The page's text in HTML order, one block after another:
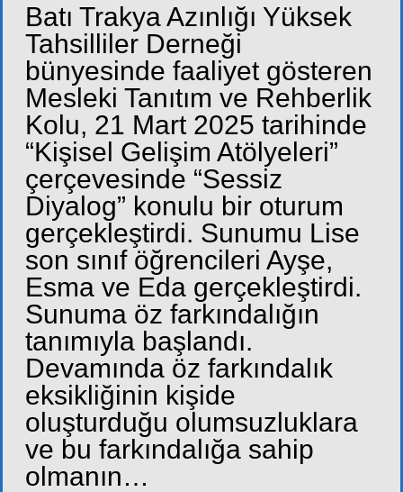
Batı Trakya Azınlığı Yüksek
Tahsilliler Derneği
bünyesinde faaliyet gösteren
Mesleki Tanıtım ve Rehberlik
Kolu, 21 Mart 2025 tarihinde
“Kişisel Gelişim Atölyeleri”
çerçevesinde “Sessiz
Diyalog” konulu bir oturum
gerçekleştirdi. Sunumu Lise
son sınıf öğrencileri Ayşe,
Esma ve Eda gerçekleştirdi.
Sunuma öz farkındalığın
tanımıyla başlandı.
Devamında öz farkındalık
eksikliğinin kişide
oluşturduğu olumsuzluklara
ve bu farkındalığa sahip
olmanın…